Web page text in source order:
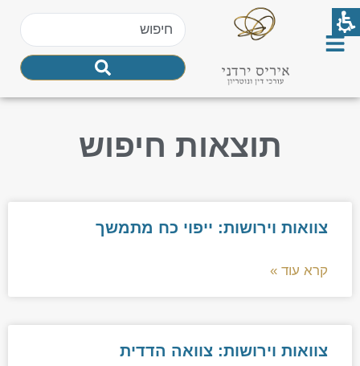
תוצאות חיפוש
צוואות וירושות: ייפוי כח מתמשך
קרא עוד »
צוואות וירושות: צוואה הדדית